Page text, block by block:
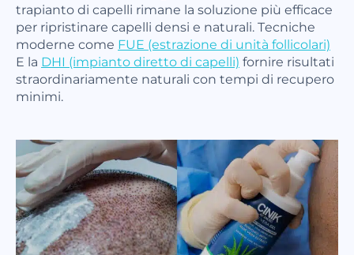
trapianto di capelli rimane la soluzione più efficace
per ripristinare capelli densi e naturali. Tecniche
moderne come FUE (estrazione di unità follicolari)
E la DHI (impianto diretto di capelli) fornire risultati
straordinariamente naturali con tempi di recupero
minimi.